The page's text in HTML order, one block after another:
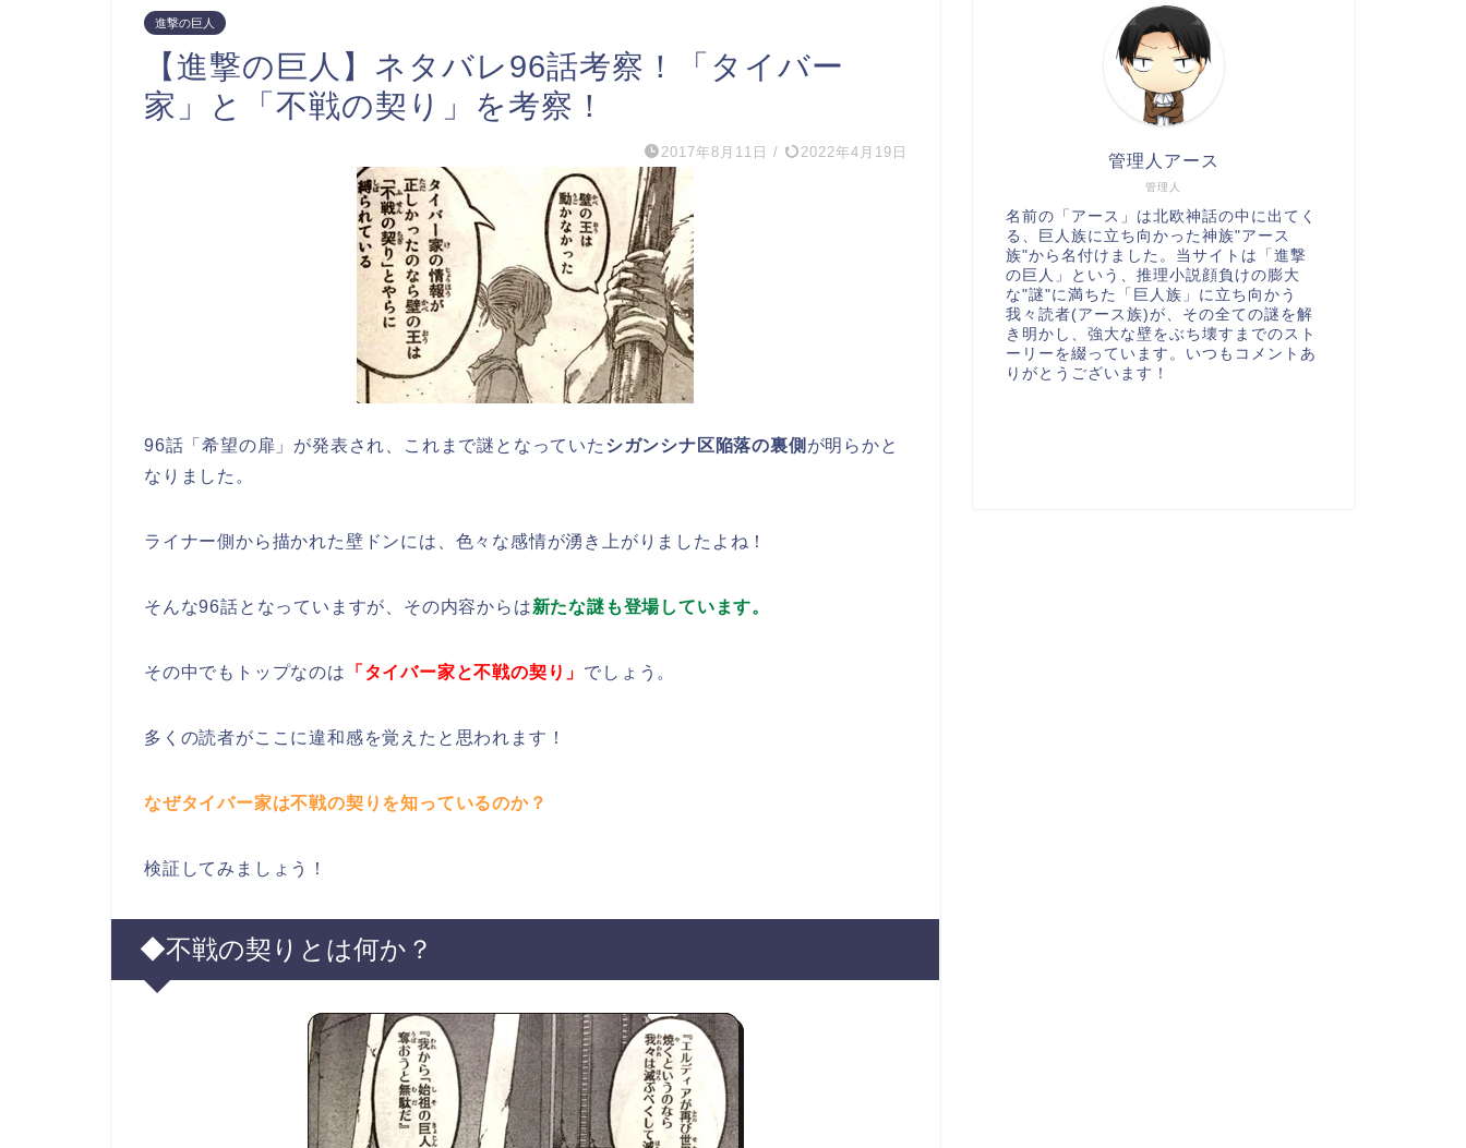
進撃の巨人
【進撃の巨人】ネタバレ96話考察！「タイバー
家」と「不戦の契り」を考察！
2017年8月11日 / 2022年4月19日
96話「希望の扉」が発表され、これまで謎となっていた シガンシナ区陥落の裏側 が明らかと
なりました。
ライナー側から描かれた壁ドンには、色々な感情が湧き上がりましたよね！
そんな96話となっていますが、その内容からは新たな謎も登場しています。
その中でもトップなのは 「タイバー家と不戦の契り」 でしょう。
多くの読者がここに違和感を覚えたと思われます！
なぜタイバー家は不戦の契りを知っているのか？
検証してみましょう！
◆不戦の契りとは何か？
管理人
管理人アース
名前の「アース」は北欧神話の中に出てく
る、巨人族に立ち向かった神族"アース
族"から名付けました。当サイトは「進撃
の巨人」という、推理小説顔負けの膨大
な"謎"に満ちた「巨人族」に立ち向かう
我々読者(アース族)が、その全ての謎を解
き明かし、強大な壁をぶち壊すまでのスト
ーリーを綴っています。いつもコメントあ
りがとうございます！